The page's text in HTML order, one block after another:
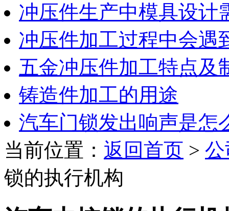
冲压件生产中模具设计
冲压件加工过程中会遇
五金冲压件加工特点及
铸造件加工的用途
汽车门锁发出响声是怎
当前位置： 返回首页 >
锁的执行机构